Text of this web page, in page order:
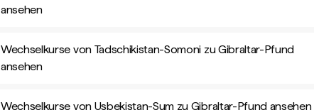
ansehen
Wechselkurse von Tadschikistan-Somoni zu Gibraltar-Pfund
ansehen
Wechselkurse von Usbekistan-Sum zu Gibraltar-Pfund ansehen